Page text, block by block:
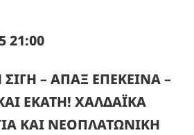
21:00
– ΑΠΑΞ ΕΠΕΚΕΙΝΑ –
ΕΚΑΤΗ! ΧΑΛΔΑΪΚΑ
ΚΑΙ ΝΕΟΠΛΑΤΩΝΙΚΗ